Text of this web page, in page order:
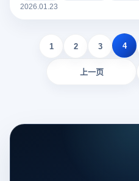
2026.01.23
上一页
1 2 3 4